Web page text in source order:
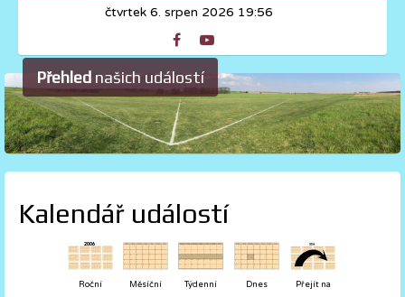
čtvrtek 6. srpen 2026 19:56
Přehled našich událostí
Kalendář událostí
Roční Měsíční Týdenní Dnes Přejít na